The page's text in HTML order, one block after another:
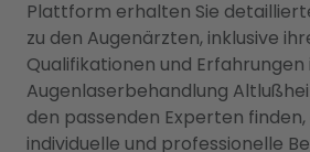
Plattform erhalten Sie
zu den Augenärzten, inklusive
Qualifikationen und
Augenlaserbehandlung
den passenden Experten
individuelle und professionelle